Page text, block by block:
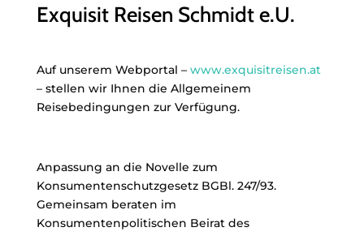
Exquisit Reisen Schmidt e.U.
Auf unserem Webportal – www.exquisitreisen.at
– stellen wir Ihnen die Allgemeinem
Reisebedingungen zur Verfügung.
Anpassung an die Novelle zum
Konsumentenschutzgesetz BGBl. 247/93.
Gemeinsam beraten im
Konsumentenpolitischen Beirat des